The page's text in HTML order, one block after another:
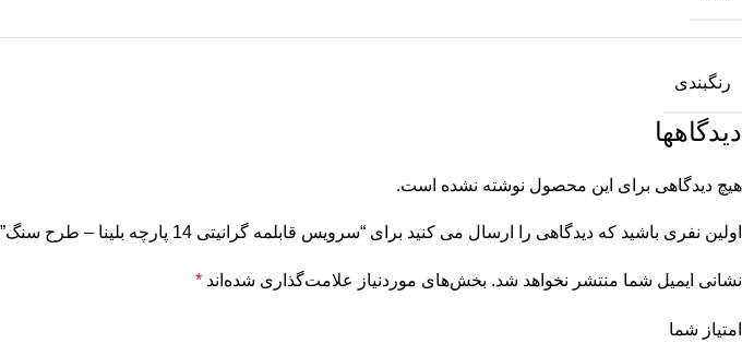
رنگبندی
دیدگاهها
هیچ دیدگاهی برای این محصول نوشته نشده است.
اولین نفری باشید که دیدگاهی را ارسال می کنید برای “سرویس قابلمه گرانیتی 14 پارچه بلینا – طرح سنگ”
نشانی ایمیل شما منتشر نخواهد شد. بخش‌های موردنیاز علامت‌گذاری شده‌اند *
امتیاز شما